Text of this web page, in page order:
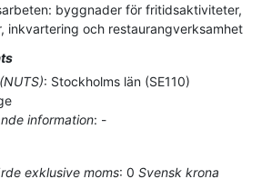
byggnader för fritidsaktiviteter,
inkvartering och restaurangverksamhet
: Stockholms län (SE110)
information: -
exklusive moms: 0 Svensk krona